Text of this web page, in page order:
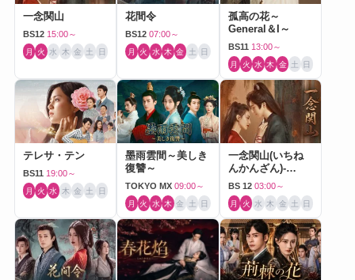
一念関山
BS12 15:00～
月 火 水 木 金 土 日
花間令
BS12 07:00～
月 火 水 木 金 土 日
孤高の花～
General＆I～
BS11 13:00～
月 火 水 木 金 土 日
テレサ・テン
BS11 19:00～
月 火 水 木 金 土 日
墨雨雲間～美しき
復讐～
TOKYO MX 09:00～
月 火 水 木 金 土 日
一念関山(いちね
んかんざん)-
Journey to Love-
BS 12 03:00～
月 火 水 木 金 土 日